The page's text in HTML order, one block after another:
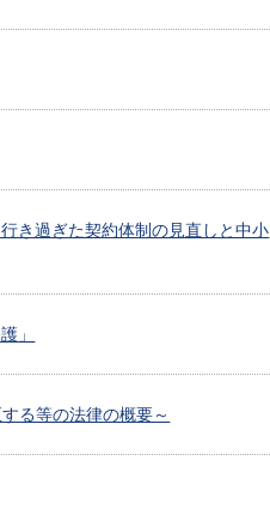
き過ぎた契約体制の見直しと中小
」
る等の法律の概要～